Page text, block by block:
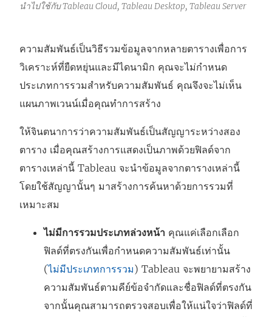
นำไปใช้กับ Tableau Cloud, Tableau Desktop, Tableau Server
ความสัมพันธ์เป็นวิธีรวมข้อมูลจากหลายตารางเพื่อการ
วิเคราะห์ที่ยืดหยุ่นและมีไดนามิก คุณจะไม่กำหนด
ประเภทการรวมสำหรับความสัมพันธ์ คุณจึงจะไม่เห็น
แผนภาพเวนน์เมื่อคุณทำการสร้าง
ให้จินตนาการว่าความสัมพันธ์เป็นสัญญาระหว่างสอง
ตาราง เมื่อคุณสร้างการแสดงเป็นภาพด้วยฟิลด์จาก
ตารางเหล่านี้ Tableau จะนำข้อมูลจากตารางเหล่านี้
โดยใช้สัญญานั้นๆ มาสร้างการค้นหาด้วยการรวมที่
เหมาะสม
ไม่มีการรวมประเภทล่วงหน้า คุณแค่เลือกเลือก
ฟิลด์ที่ตรงกันเพื่อกำหนดความสัมพันธ์เท่านั้น
(ไม่มีประเภทการรวม) Tableau จะพยายามสร้าง
ความสัมพันธ์ตามคีย์ข้อจำกัดและชื่อฟิลด์ที่ตรงกัน
จากนั้นคุณสามารถตรวจสอบเพื่อให้แน่ใจว่าฟิลด์ที่